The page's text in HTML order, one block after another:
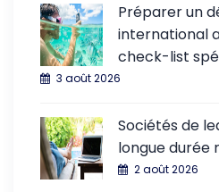
Préparer un
international
check-list
3 août 2026
Sociétés de
longue durée
2 août 2026